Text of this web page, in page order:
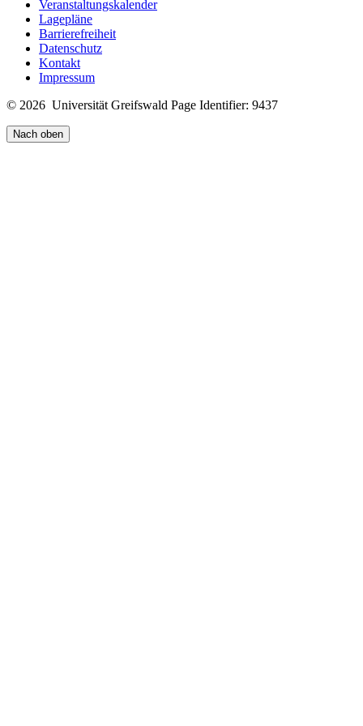
https://www.hueber.de/einfach-digital/interaktive-zusatzuebungen?
sprache=es&sprache_1=fr&lehrwerk=chp&lehrwerk_1=
Grundlage ist das Lehrwerk "eñe"
Veranstaltungskalender
Lagepläne
Barrierefreiheit
Datenschutz
Kontakt
Impressum
© 2026 Universität Greifswald Page Identifier: 9437
Nach oben